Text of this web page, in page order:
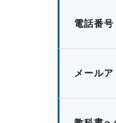
電話番号
メールア